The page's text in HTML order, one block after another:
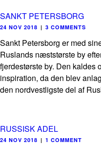
SANKT PETERSBORG
24 NOV 2018 | 3 COMMENTS
Sankt Petersborg er med
Ruslands næststørste by
fjerdestørste by. Den kaldes
inspiration, da den blev
den nordvestligste del af
RUSSISK ADEL
24 NOV 2018 | 1 COMMENT